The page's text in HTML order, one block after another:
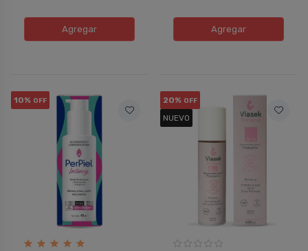
Agregar Agregar
10% OFF 20% OFF
NUEVO